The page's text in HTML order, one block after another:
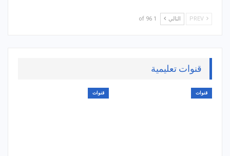
التالي 1 of 96
قنوات تعليمية
قنوات قنوات